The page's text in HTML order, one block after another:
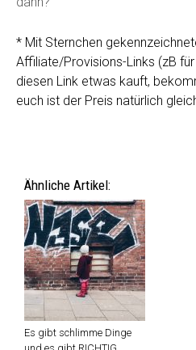
* Mit Sternchen
Affiliate/Provisions-Links (zB
diesen Link etwas kauft,
euch ist der Preis natürlich
Ähnliche Artikel:
Es gibt schlimme Dinge